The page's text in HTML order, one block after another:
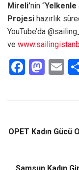
Mireli’nin “Yelkenle
Projesi hazırlık
YouTube’da
ve
F
o
k
M
d
n
E
OPET Kadın Gücü